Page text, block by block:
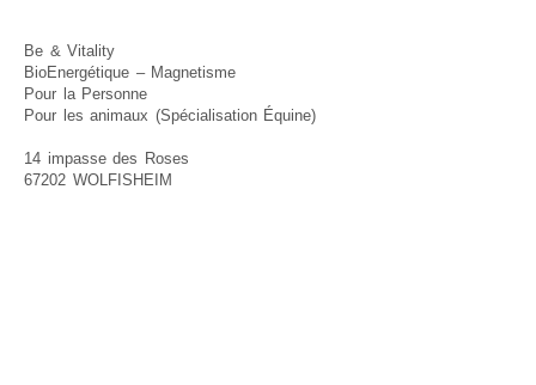
Témoignages – Chats – Chiens
Laissez votre témoignage
LIENS UTILES
Be & Vitality
BioEnergétique – Magnetisme
Pour la Personne
Pour les animaux (Spécialisation Équine)
14 impasse des Roses
67202 WOLFISHEIM